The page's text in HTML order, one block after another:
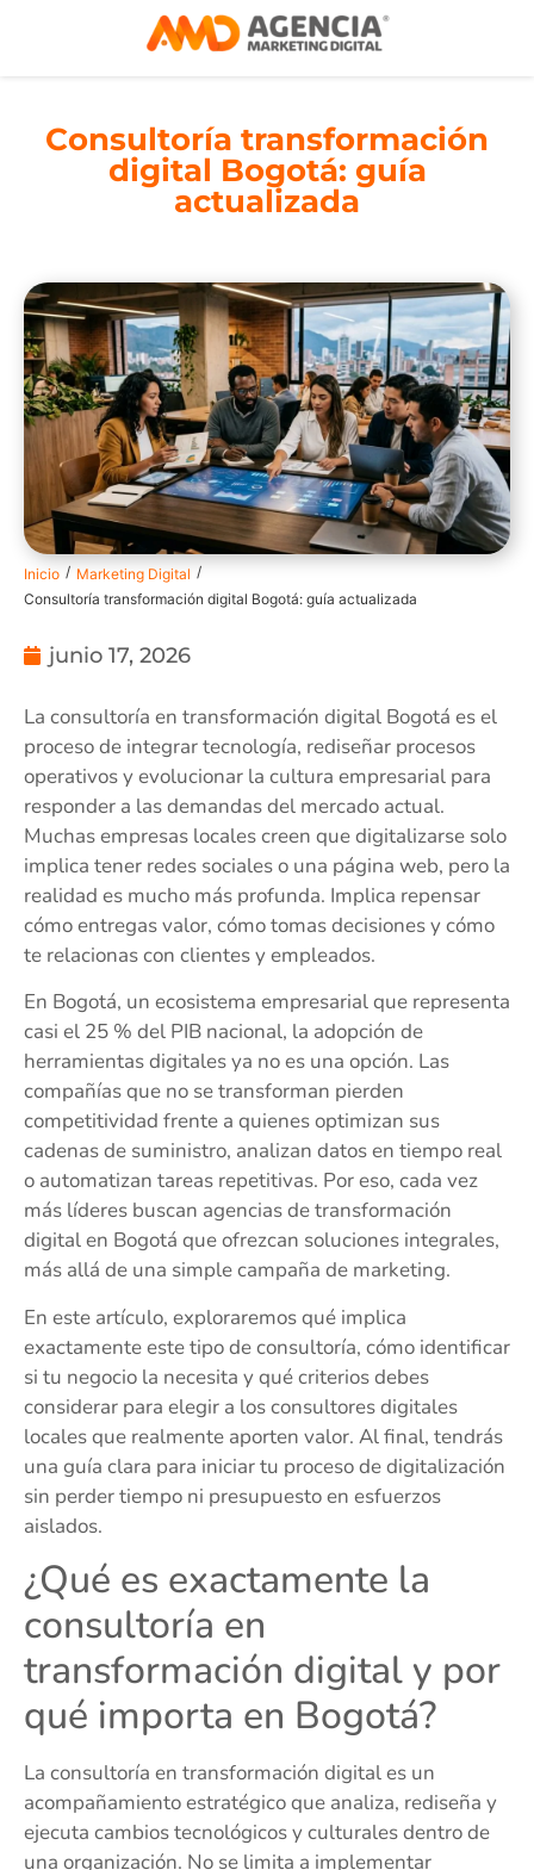
Consultoría transformación
digital Bogotá: guía
actualizada
Inicio / Marketing Digital /
Consultoría transformación digital Bogotá: guía actualizada
junio 17, 2026
La consultoría en transformación digital Bogotá es el
proceso de integrar tecnología, rediseñar procesos
operativos y evolucionar la cultura empresarial para
responder a las demandas del mercado actual.
Muchas empresas locales creen que digitalizarse solo
implica tener redes sociales o una página web, pero la
realidad es mucho más profunda. Implica repensar
cómo entregas valor, cómo tomas decisiones y cómo
te relacionas con clientes y empleados.
En Bogotá, un ecosistema empresarial que representa
casi el 25 % del PIB nacional, la adopción de
herramientas digitales ya no es una opción. Las
compañías que no se transforman pierden
competitividad frente a quienes optimizan sus
cadenas de suministro, analizan datos en tiempo real
o automatizan tareas repetitivas. Por eso, cada vez
más líderes buscan agencias de transformación
digital en Bogotá que ofrezcan soluciones integrales,
más allá de una simple campaña de marketing.
En este artículo, exploraremos qué implica
exactamente este tipo de consultoría, cómo identificar
si tu negocio la necesita y qué criterios debes
considerar para elegir a los consultores digitales
locales que realmente aporten valor. Al final, tendrás
una guía clara para iniciar tu proceso de digitalización
sin perder tiempo ni presupuesto en esfuerzos
aislados.
¿Qué es exactamente la
consultoría en
transformación digital y por
qué importa en Bogotá?
La consultoría en transformación digital es un
acompañamiento estratégico que analiza, rediseña y
ejecuta cambios tecnológicos y culturales dentro de
una organización. No se limita a implementar